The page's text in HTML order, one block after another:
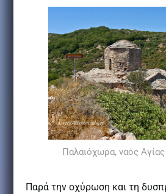
Παλαιόχωρα, ναός
Παρά την οχύρωση και τη